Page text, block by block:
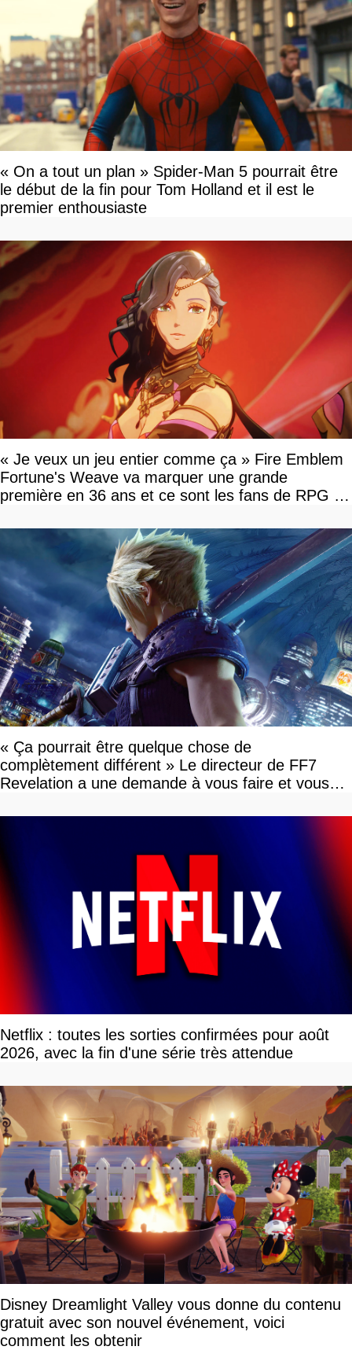
« On a tout un plan » Spider-Man 5 pourrait être
le début de la fin pour Tom Holland et il est le
premier enthousiaste
« Je veux un jeu entier comme ça » Fire Emblem
Fortune's Weave va marquer une grande
première en 36 ans et ce sont les fans de RPG en
« Ça pourrait être quelque chose de
complètement différent » Le directeur de FF7
Revelation a une demande à vous faire et vous
Netflix : toutes les sorties confirmées pour août
2026, avec la fin d'une série très attendue
Disney Dreamlight Valley vous donne du contenu
gratuit avec son nouvel événement, voici
comment les obtenir